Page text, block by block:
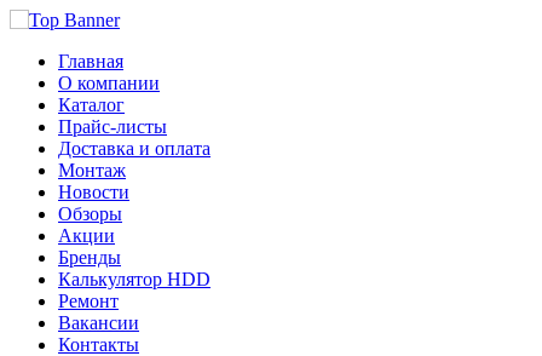
Главная
О компании
Каталог
Прайс-листы
Доставка и оплата
Монтаж
Новости
Обзоры
Акции
Бренды
Калькулятор HDD
Ремонт
Вакансии
Контакты